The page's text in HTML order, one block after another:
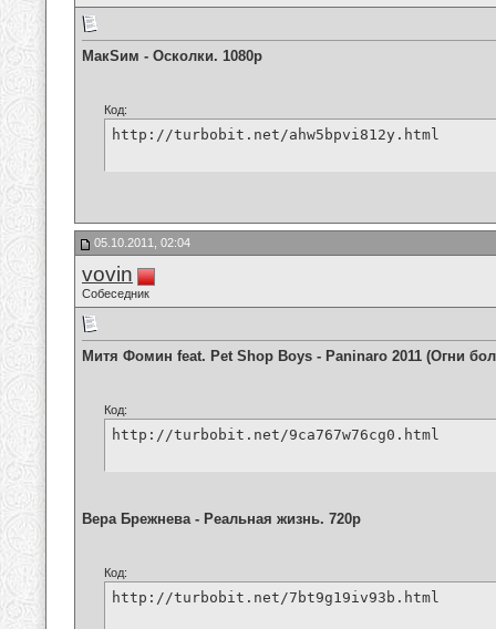
МакSим - Осколки. 1080p
Код:
http://turbobit.net/ahw5bpvi812y.html
05.10.2011, 02:04
vovin
Собеседник
Митя Фомин feat. Pet Shop Boys - Paninaro 2011 (Огни
Код:
http://turbobit.net/9ca767w76cg0.html
Вера Брежнева - Реальная жизнь. 720p
Код:
http://turbobit.net/7bt9g19iv93b.html